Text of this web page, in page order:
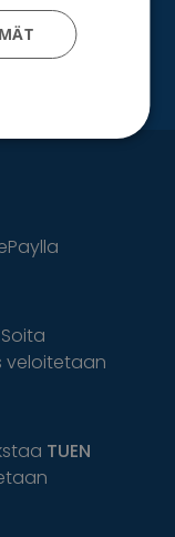
veloitetaan
TUEN